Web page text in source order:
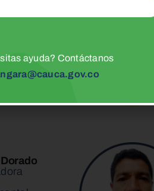
ayuda? Contáctanos